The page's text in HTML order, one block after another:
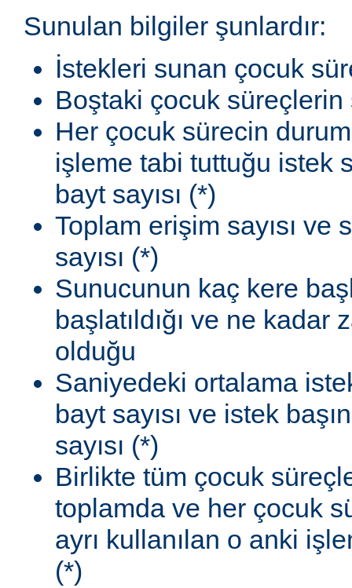
Sunulan bilgiler şunlardır:
İstekleri sunan çocuk
Boştaki çocuk süreçlerin
Her çocuk sürecin
işleme tabi tuttuğu istek
bayt sayısı (*)
Toplam erişim sayısı ve
sayısı (*)
Sunucunun kaç kere
başlatıldığı ve ne kadar
olduğu
Saniyedeki ortalama
bayt sayısı ve istek
sayısı (*)
Birlikte tüm çocuk
toplamda ve her çocuk
ayrı kullanılan o anki
(*)